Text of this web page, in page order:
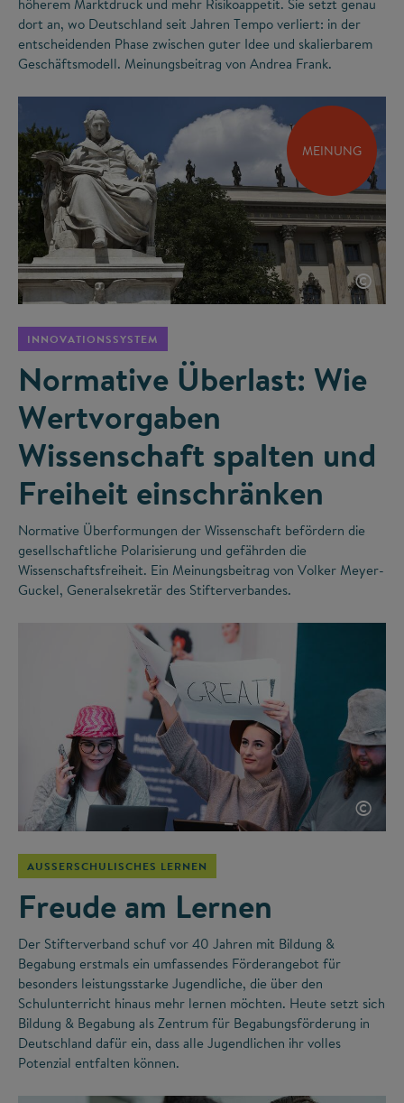
höherem Marktdruck und mehr Risikoappetit. Sie setzt genau
dort an, wo Deutschland seit Jahren Tempo verliert: in der
entscheidenden Phase zwischen guter Idee und skalierbarem
Geschäftsmodell. Meinungsbeitrag von Andrea Frank.
MEINUNG
©
INNOVATIONSSYSTEM
Normative Überlast: Wie
Wertvorgaben
Wissenschaft spalten und
Freiheit einschränken
Normative Überformungen der Wissenschaft befördern die
gesellschaftliche Polarisierung und gefährden die
Wissenschaftsfreiheit. Ein Meinungsbeitrag von Volker Meyer-
Guckel, Generalsekretär des Stifterverbandes.
©
AUSSERSCHULISCHES LERNEN
Freude am Lernen
Der Stifterverband schuf vor 40 Jahren mit Bildung &
Begabung erstmals ein umfassendes Förderangebot für
besonders leistungsstarke Jugendliche, die über den
Schulunterricht hinaus mehr lernen möchten. Heute setzt sich
Bildung & Begabung als Zentrum für Begabungsförderung in
Deutschland dafür ein, dass alle Jugendlichen ihr volles
Potenzial entfalten können.